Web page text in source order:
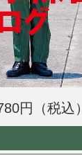
円（税込）